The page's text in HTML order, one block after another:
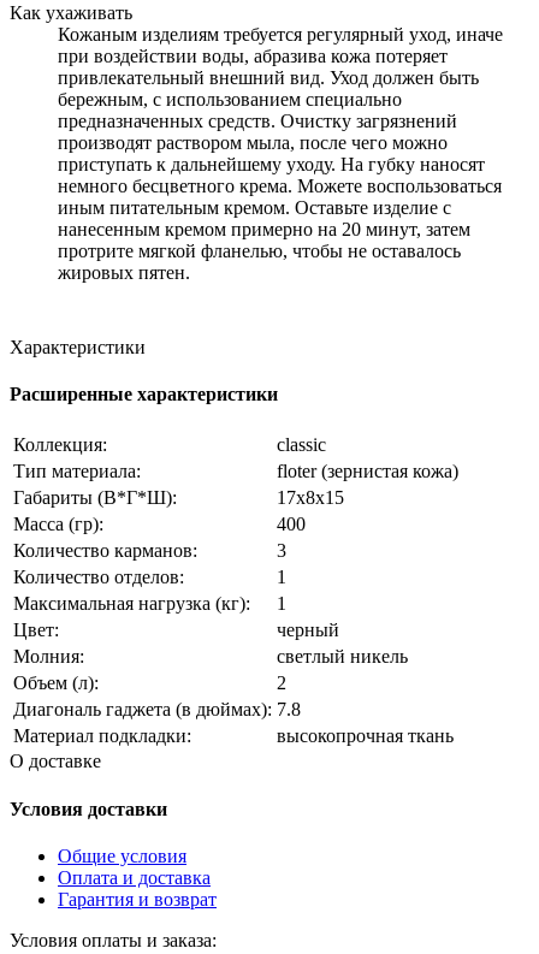
Как ухаживать
Кожаным изделиям требуется регулярный уход, иначе
при воздействии воды, абразива кожа потеряет
привлекательный внешний вид. Уход должен быть
бережным, с использованием специально
предназначенных средств. Очистку загрязнений
производят раствором мыла, после чего можно
приступать к дальнейшему уходу. На губку наносят
немного бесцветного крема. Можете воспользоваться
иным питательным кремом. Оставьте изделие с
нанесенным кремом примерно на 20 минут, затем
протрите мягкой фланелью, чтобы не оставалось
жировых пятен.
Характеристики
Расширенные характеристики
Коллекция:
classic
Тип материала:
floter (зернистая кожа)
Габариты (В*Г*Ш):
17x8x15
Масса (гр):
400
Количество карманов:
3
Количество отделов:
1
Максимальная нагрузка (кг):
1
Цвет:
черный
Молния:
светлый никель
Объем (л):
2
Диагональ гаджета (в дюймах): 7.8
Материал подкладки:
высокопрочная ткань
О доставке
Условия доставки
Общие условия
Оплата и доставка
Гарантия и возврат
Условия оплаты и заказа: